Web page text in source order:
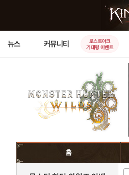
뉴스 커뮤니티
로스트아크
기대평 이벤트
홈